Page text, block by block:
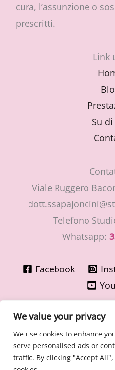
We value your privacy
We use cookies to enhance
serve personalised ads or
traffic. By clicking "Accept
cura, l’assunzione o
prescritti.
Link
Su
Viale Ruggero
Telefono
Whatsapp:
Facebook
Copyright © 2026
Pajoncini - Specialista
P.IVA 15400091003 – n°